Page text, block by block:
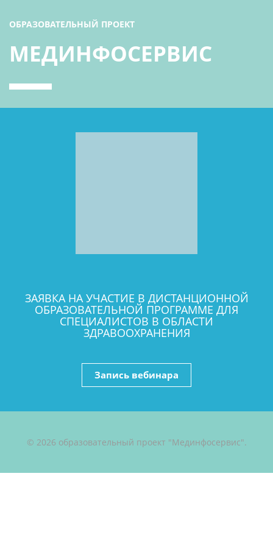
ОБРАЗОВАТЕЛЬНЫЙ ПРОЕКТ
МЕДИНФОСЕРВИС
ЗАЯВКА НА УЧАСТИЕ В ДИСТАНЦИОННОЙ
ОБРАЗОВАТЕЛЬНОЙ ПРОГРАММЕ ДЛЯ
СПЕЦИАЛИСТОВ В ОБЛАСТИ
ЗДРАВООХРАНЕНИЯ
Запись вебинара
© 2026 образовательный проект "Мединфосервис".